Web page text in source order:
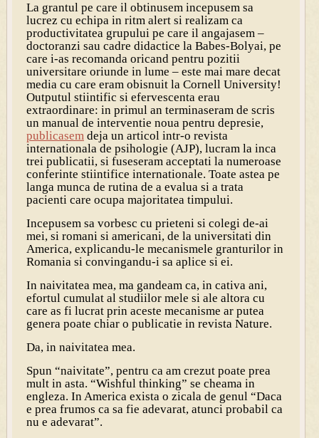
La grantul pe care il obtinusem incepusem sa
lucrez cu echipa in ritm alert si realizam ca
productivitatea grupului pe care il angajasem –
doctoranzi sau cadre didactice la Babes-Bolyai, pe
care i-as recomanda oricand pentru pozitii
universitare oriunde in lume – este mai mare decat
media cu care eram obisnuit la Cornell University!
Outputul stiintific si efervescenta erau
extraordinare: in primul an terminaseram de scris
un manual de interventie noua pentru depresie,
publicasemdeja un articol intr-o revista
internationala de psihologie (AJP), lucram la inca
trei publicatii, si fuseseram acceptati la numeroase
conferinte stiintifice internationale. Toate astea pe
langa munca de rutina de a evalua si a trata
pacienti care ocupa majoritatea timpului.
Incepusem sa vorbesc cu prieteni si colegi de-ai
mei, si romani si americani, de la universitati din
America, explicandu-le mecanismele granturilor in
Romania si convingandu-i sa aplice si ei.
In naivitatea mea, ma gandeam ca, in cativa ani,
efortul cumulat al studiilor mele si ale altora cu
care as fi lucrat prin aceste mecanisme ar putea
genera poate chiar o publicatie in revista Nature.
Da, in naivitatea mea.
Spun “naivitate”, pentru ca am crezut poate prea
mult in asta. “Wishful thinking” se cheama in
engleza. In America exista o zicala de genul “Daca
e prea frumos ca sa fie adevarat, atunci probabil ca
nu e adevarat”.